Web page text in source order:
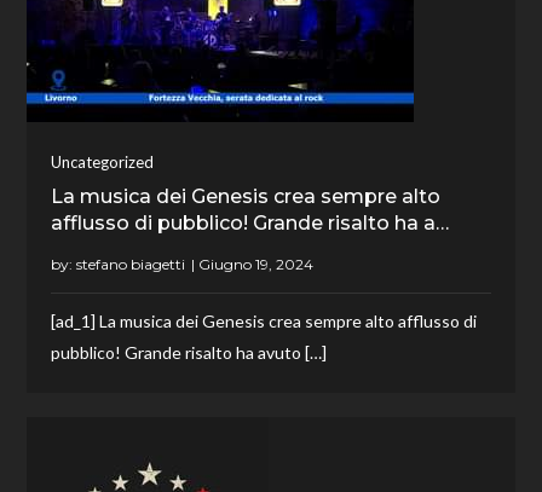
Uncategorized
La musica dei Genesis crea sempre alto
afflusso di pubblico! Grande risalto ha a…
by:stefano biagetti
[ad_1] La musica dei Genesis crea sempre alto afflusso di
pubblico! Grande risalto ha avuto […]